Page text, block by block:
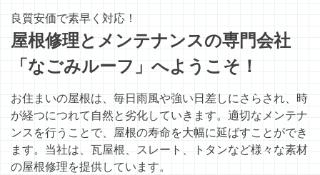
良質安価で素早く対応！
屋根修理とメンテナンスの専門会社
「なごみルーフ」へようこそ！
お住まいの屋根は、毎日雨風や強い日差しにさらされ、時
が経つにつれて自然と劣化していきます。適切なメンテナ
ンスを行うことで、屋根の寿命を大幅に延ばすことができ
ます。当社は、瓦屋根、スレート、トタンなど様々な素材
の屋根修理を提供しています。